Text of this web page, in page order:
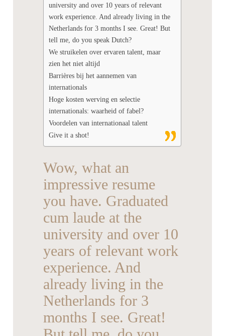
university and over 10 years of relevant
work experience. And already living in the
Netherlands for 3 months I see. Great! But
tell me, do you speak Dutch?
We struikelen over ervaren talent, maar
zien het niet altijd
Barrières bij het aannemen van
internationals
Hoge kosten werving en selectie
internationals: waarheid of fabel?
Voordelen van internationaal talent
Give it a shot!
Wow, what an
impressive resume
you have. Graduated
cum laude at the
university and over 10
years of relevant work
experience. And
already living in the
Netherlands for 3
months I see. Great!